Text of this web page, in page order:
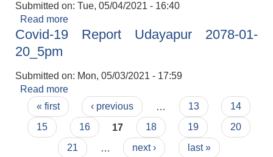
Submitted on: Tue, 05/04/2021 - 16:40
Read more
21_4:30 pm
Covid-19 Report Udayapur 2078-01-
20_5pm
Submitted on: Mon, 05/03/2021 - 17:59
Read more
20_5pm
Pages
« first ‹ previous 13
14
15
16 17 18 19
20
21
next › last »